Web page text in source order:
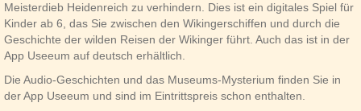
Meisterdieb Heidenreich zu verhindern. Dies ist ein digitales Spiel für
Kinder ab 6, das Sie zwischen den Wikingerschiffen und durch die
Geschichte der wilden Reisen der Wikinger führt. Auch das ist in der
App Useeum auf deutsch erhältlich.
Die Audio-Geschichten und das Museums-Mysterium finden Sie in
der App Useeum und sind im Eintrittspreis schon enthalten.